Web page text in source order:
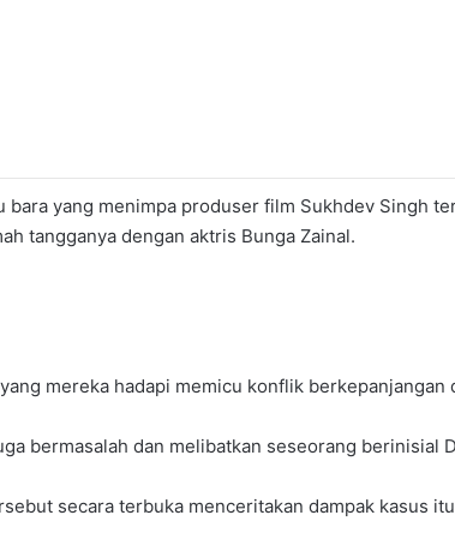
bara yang menimpa produser film Sukhdev Singh
tangganya dengan aktris Bunga Zainal.
mereka hadapi memicu konflik berkepanjangan
bermasalah dan melibatkan seseorang berinisial
secara terbuka menceritakan dampak kasus